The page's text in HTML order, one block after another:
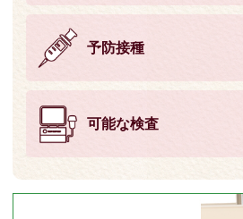
予防接種
可能な検査